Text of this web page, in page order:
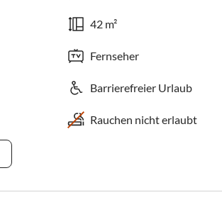
42 m²
Fernseher
Barrierefreier Urlaub
Rauchen nicht erlaubt